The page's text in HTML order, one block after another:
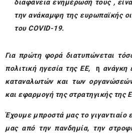
διαφάνεια ενημέρωσή τους ,
την ανάκαμψη της ευρωπαϊκής
του COVID-19.
Για πρώτη φορά διατυπώνεται
πολιτική ηγεσία της ΕΕ,
η ανάγκη
καταναλωτών και των
και εφαρμογή της στρατηγικής της
Έχουμε μπροστά μας το γιγαντιαίο
μας από την πανδημία, την